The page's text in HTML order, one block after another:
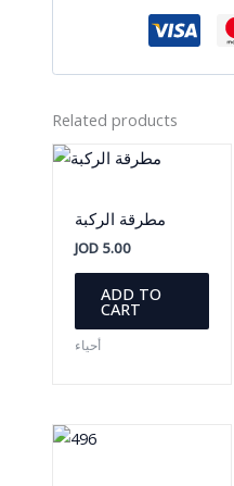
Related products
مطرقة الركبة
JOD5.00
ADD TO
CART
أحياء